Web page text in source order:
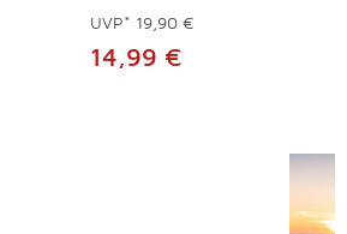
UVP* 19,90 €
14,99 €